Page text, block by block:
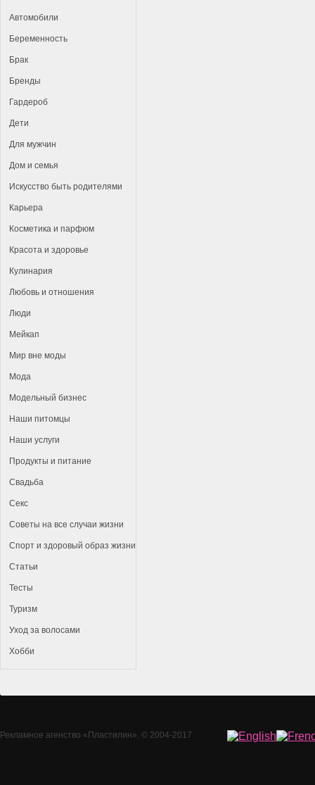
Автомобили
Беременность
Брак
Бренды
Гардероб
Дети
Для мужчин
Дом и семья
Искусство быть родителями
Карьера
Косметика и парфюм
Красота и здоровье
Кулинария
Любовь и отношения
Люди
Мейкап
Мир вне моды
Мода
Модельный бизнес
Наши питомцы
Наши услуги
Продукты и питание
Свадьба
Секс
Советы на все случаи жизни
Спорт и здоровый образ жизни
Статьи
Тесты
Туризм
Уход за волосами
Хобби
Рекламное агенство «Пластилин». © 2004-2017